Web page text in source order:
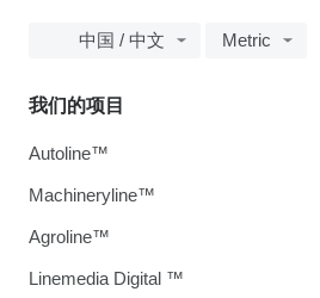
中国 / 中文 Metric
我们的项目
Autoline™
Machineryline™
Agroline™
Linemedia Digital ™